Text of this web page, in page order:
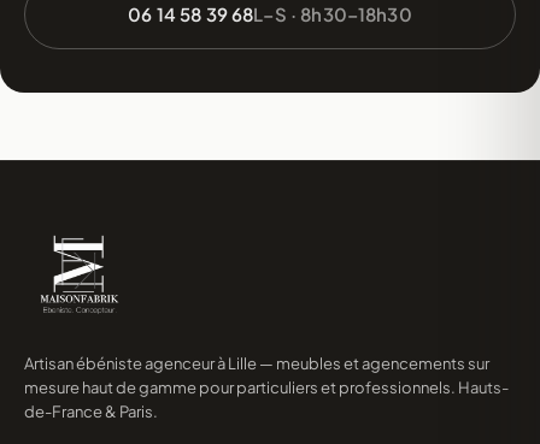
06 14 58 39 68L–S · 8h30–18h30
Artisan ébéniste agenceur à Lille — meubles et agencements sur
mesure haut de gamme pour particuliers et professionnels. Hauts-
de-France & Paris.